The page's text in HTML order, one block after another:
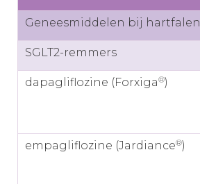
Geneesmiddelen bij hartfalen
SGLT2-remmers
dapagliflozine (Forxiga®)
empagliflozine (Jardiance®)